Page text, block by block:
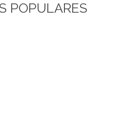
POPULARES